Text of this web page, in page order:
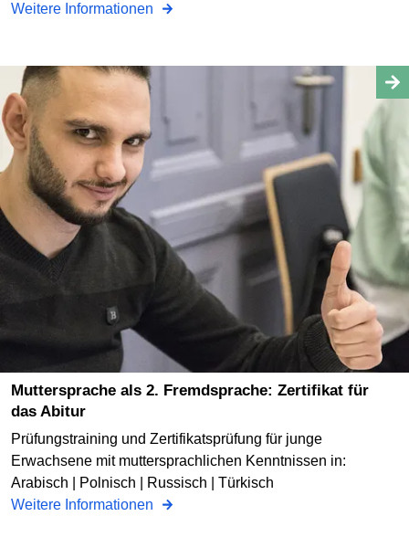
Weitere Informationen
Muttersprache als 2. Fremdsprache: Zertifikat für
das Abitur
Prüfungstraining und Zertifikatsprüfung für junge
Erwachsene mit muttersprachlichen Kenntnissen in:
Arabisch | Polnisch | Russisch | Türkisch
Weitere Informationen